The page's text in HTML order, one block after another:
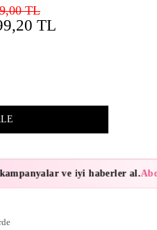
TL
TL
ve iyi haberler al.